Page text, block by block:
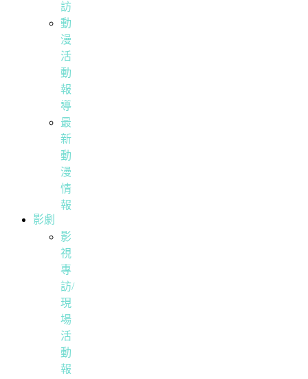
訪
動
漫
活
動
報
導
最
新
動
漫
情
報
影劇
影
視
專
訪/
現
場
活
動
報